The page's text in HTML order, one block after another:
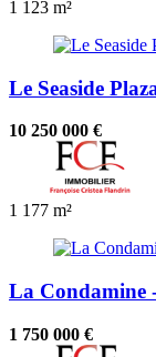
1 123 m²
Le Seaside
10 250 000 €
1 177 m²
La Condamine
1 750 000 €